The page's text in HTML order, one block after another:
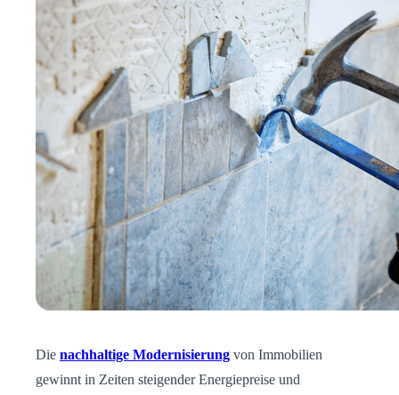
Die nachhaltige Modernisierung von Immobilien
gewinnt in Zeiten steigender Energiepreise und